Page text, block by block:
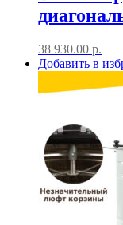
38 930.00 р.
Добавить в